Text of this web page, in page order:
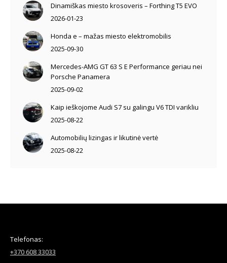
Dinamiškas miesto krosoveris – Forthing T5 EVO
2026-01-23
Honda e – mažas miesto elektromobilis
2025-09-30
Mercedes-AMG GT 63 S E Performance geriau nei
Porsche Panamera
2025-09-02
Kaip ieškojome Audi S7 su galingu V6 TDI varikliu
2025-08-22
Automobilių lizingas ir likutinė vertė
2025-08-22
Telefonas:
+370 608 33033